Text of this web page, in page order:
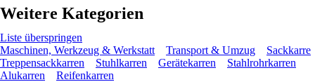
Weitere Kategorien
Liste überspringen
Maschinen, Werkzeug & Werkstatt
Transport & Umzug
Sackkarre
Treppensackkarren
Stuhlkarren Gerätekarren
Stahlrohrkarren
Alukarren
Reifenkarren